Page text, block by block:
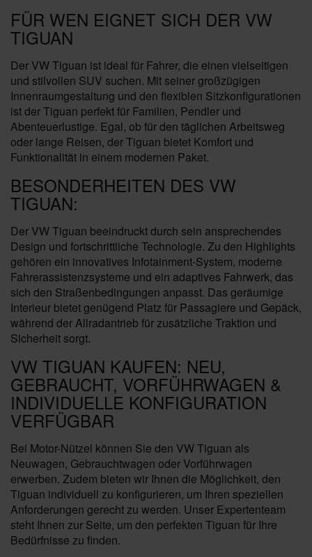
FÜR WEN EIGNET SICH DER VW
TIGUAN
Der VW Tiguan ist ideal für Fahrer, die einen vielseitigen
und stilvollen SUV suchen. Mit seiner großzügigen
Innenraumgestaltung und den flexiblen Sitzkonfigurationen
ist der Tiguan perfekt für Familien, Pendler und
Abenteuerlustige. Egal, ob für den täglichen Arbeitsweg
oder lange Reisen, der Tiguan bietet Komfort und
Funktionalität in einem modernen Paket.
BESONDERHEITEN DES VW
TIGUAN:
Der VW Tiguan beeindruckt durch sein ansprechendes
Design und fortschrittliche Technologie. Zu den Highlights
gehören ein innovatives Infotainment-System, moderne
Fahrerassistenzsysteme und ein adaptives Fahrwerk, das
sich den Straßenbedingungen anpasst. Das geräumige
Interieur bietet genügend Platz für Passagiere und Gepäck,
während der Allradantrieb für zusätzliche Traktion und
Sicherheit sorgt.
VW TIGUAN KAUFEN: NEU,
GEBRAUCHT, VORFÜHRWAGEN &
INDIVIDUELLE KONFIGURATION
VERFÜGBAR
Bei Motor-Nützel können Sie den VW Tiguan als
Neuwagen, Gebrauchtwagen oder Vorführwagen
erwerben. Zudem bieten wir Ihnen die Möglichkeit, den
Tiguan individuell zu konfigurieren, um Ihren speziellen
Anforderungen gerecht zu werden. Unser Expertenteam
steht Ihnen zur Seite, um den perfekten Tiguan für Ihre
Bedürfnisse zu finden.